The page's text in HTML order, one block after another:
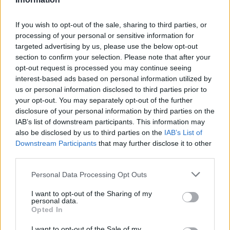
If you wish to opt-out of the sale, sharing to third parties, or
processing of your personal or sensitive information for
targeted advertising by us, please use the below opt-out
section to confirm your selection. Please note that after your
opt-out request is processed you may continue seeing
interest-based ads based on personal information utilized by
us or personal information disclosed to third parties prior to
your opt-out. You may separately opt-out of the further
disclosure of your personal information by third parties on the
IAB’s list of downstream participants. This information may
also be disclosed by us to third parties on the IAB’s List of
Downstream Participants that may further disclose it to other
Personal Data Processing Opt Outs
I want to opt-out of the Sharing of my
personal data.
Opted In
El Rey Felipe VI rindió, en la primera parte de su discurso
de proclamación ante las Cortes, un sentido homenaje “de
gratitud” a su padre, Don Juan Carlos I, por su reinado
“excepcional” y por haber convocado a los españoles “a
un gran proyecto de concordia nacional que ha dado lugar
a los mejores años de nuestra historia contemporánea”.
Este recuerdo al Rey que acaba de abdicar arrancó el
primer aplauso de los diputados, senadores e invitados que
primer discurso del nuevo monarca, de veinte minutos de
con evidente emoción.